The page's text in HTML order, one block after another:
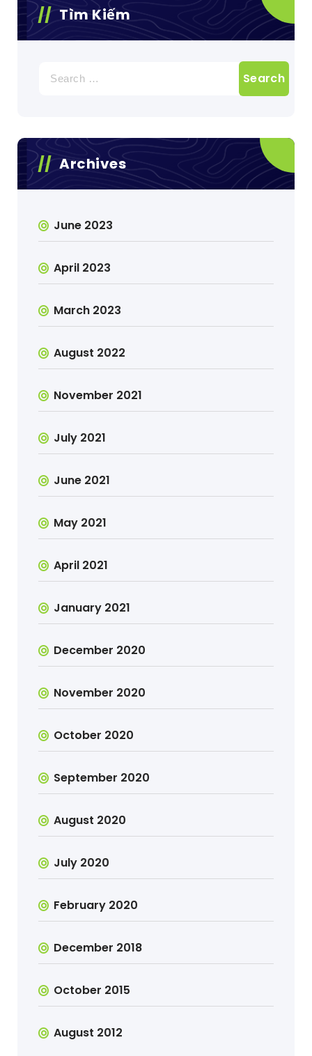
Tìm Kiếm
for:
Archives
June 2023
April 2023
March 2023
August 2022
November 2021
July 2021
June 2021
May 2021
April 2021
January 2021
December 2020
November 2020
October 2020
September 2020
August 2020
July 2020
February 2020
December 2018
October 2015
August 2012